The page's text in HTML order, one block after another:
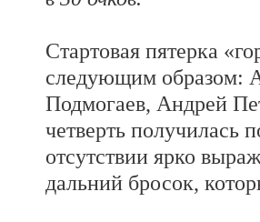
Стартовая пятерка
следующим образом:
Подмогаев, Андрей
четверть получилась
отсутствии ярко
дальний бросок,